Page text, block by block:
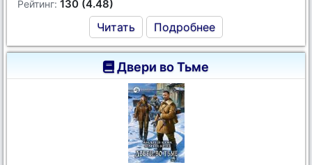
Рейтинг: 130 (4.48)
Читать Подробнее
Двери во Тьме